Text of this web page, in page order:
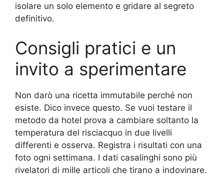
isolare un solo elemento e gridare al segreto
definitivo.
Consigli pratici e un
invito a sperimentare
Non darò una ricetta immutabile perché non
esiste. Dico invece questo. Se vuoi testare il
metodo da hotel prova a cambiare soltanto la
temperatura del risciacquo in due livelli
differenti e osserva. Registra i risultati con una
foto ogni settimana. I dati casalinghi sono più
rivelatori di mille articoli che tirano a indovinare.